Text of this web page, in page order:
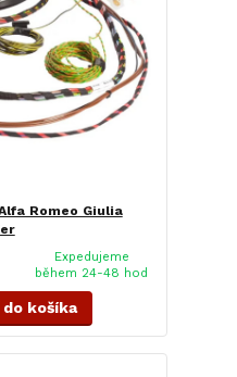
Romeo Giulia
Expedujeme
během 24-48 hod
košíka